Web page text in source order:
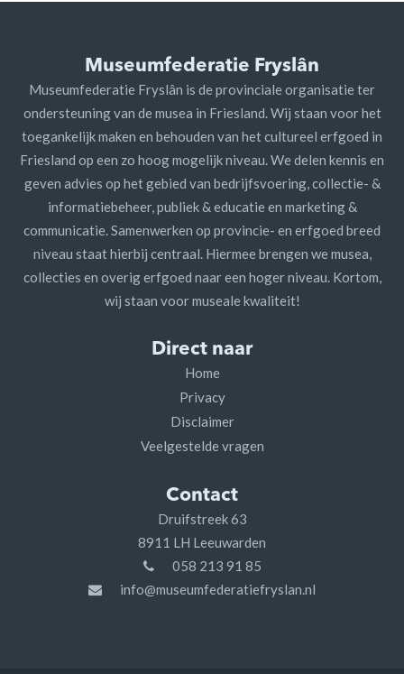
Museumfederatie Fryslân
Museumfederatie Fryslân is de provinciale organisatie ter
ondersteuning van de musea in Friesland. Wij staan voor het
toegankelijk maken en behouden van het cultureel erfgoed in
Friesland op een zo hoog mogelijk niveau. We delen kennis en
geven advies op het gebied van bedrijfsvoering, collectie- &
informatiebeheer, publiek & educatie en marketing &
communicatie. Samenwerken op provincie- en erfgoed breed
niveau staat hierbij centraal. Hiermee brengen we musea,
collecties en overig erfgoed naar een hoger niveau. Kortom,
wij staan voor museale kwaliteit!
Direct naar
Home
Privacy
Disclaimer
Veelgestelde vragen
Contact
Druifstreek 63
8911 LH Leeuwarden
058 213 91 85
info@museumfederatiefryslan.nl